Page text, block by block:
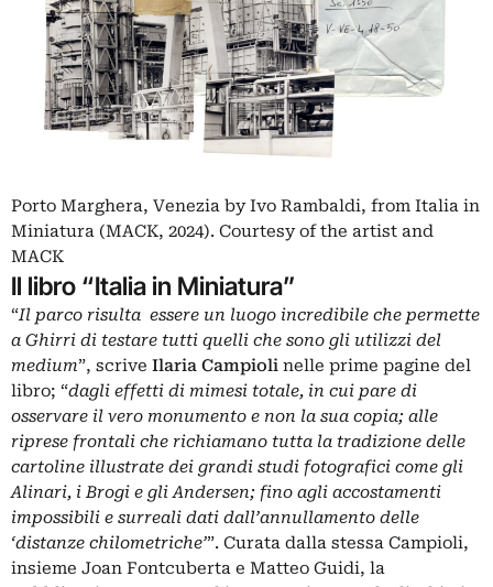
Porto Marghera, Venezia by Ivo Rambaldi, from Italia in
Miniatura (MACK, 2024). Courtesy of the artist and
MACK
Il libro “Italia in Miniatura”
“Il parco risulta essere un luogo incredibile che permette
a Ghirri di testare tutti quelli che sono gli utilizzi del
medium”, scrive Ilaria Campioli nelle prime pagine del
libro; “dagli effetti di mimesi totale, in cui pare di
osservare il vero monumento e non la sua copia; alle
riprese frontali che richiamano tutta la tradizione delle
cartoline illustrate dei grandi studi fotografici come gli
Alinari, i Brogi e gli Andersen; fino agli accostamenti
impossibili e surreali dati dall’annullamento delle
‘distanze chilometriche’”. Curata dalla stessa Campioli,
insieme Joan Fontcuberta e Matteo Guidi, la